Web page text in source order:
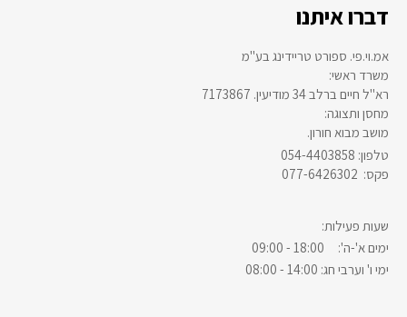
דברו איתנו
אמ.וי.פי. ספורט טריידינג בע"מ
:משרד ראשי
רא"ל חיים ברלב 34 מודיעין. 7173867
:מחסן ותצוגה
.מושב מבוא חורון
054-4403858 :טלפון
077-6426302 :פקס
:שעות פעילות
ימים א'-ה': 18:00 - 09:00
ימי ו' וערבי חג: 14:00 - 08:00